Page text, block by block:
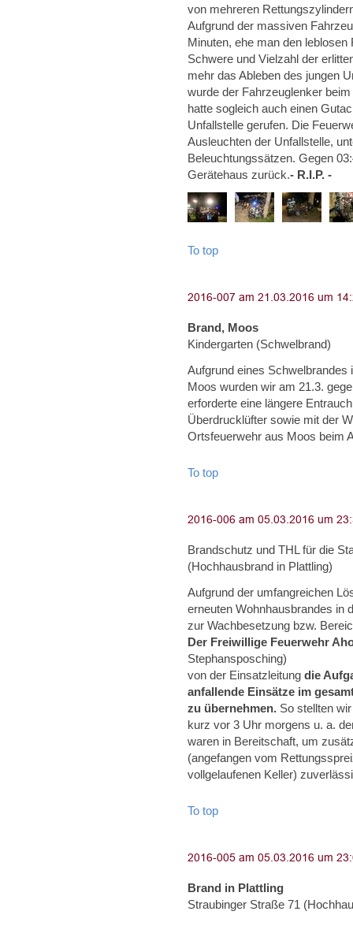
von mehreren
Aufgrund der massiven
Minuten, ehe man den
Schwere und Vielzahl der
mehr das Ableben des jungen
wurde der Fahrzeuglenker
hatte sogleich auch einen
Unfallstelle gerufen. Die
Ausleuchten der Unfallstelle,
Beleuchtungssätzen. Gegen
Gerätehaus zurück.- R.I.P. -
To top
Brand, Moos
Kindergarten (Schwelbrand)
Aufgrund eines Schwelbrandes
Moos wurden wir am 21.3.
erforderte eine längere
Überdrucklüfter sowie mit der
Ortsfeuerwehr aus Moos beim
To top
Brandschutz und THL für die
(Hochhausbrand in Plattling)
Aufgrund der umfangreichen
erneuten Wohnhausbrandes in
zur Wachbesetzung bzw.
Der Freiwillige Feuerwehr
Stephansposching)
von der Einsatzleitung die
anfallende Einsätze im
zu übernehmen. So stellten
kurz vor 3 Uhr morgens u. a.
waren in Bereitschaft, um
(angefangen vom
vollgelaufenen Keller)
To top
Brand in Plattling
Straubinger Straße 71